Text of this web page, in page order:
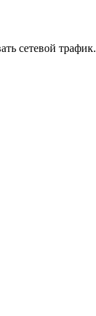
сетевой трафик.